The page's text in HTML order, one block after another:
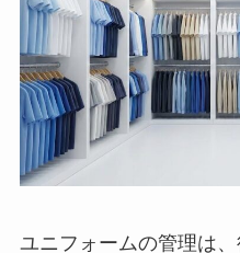
ユニフォームの管理は